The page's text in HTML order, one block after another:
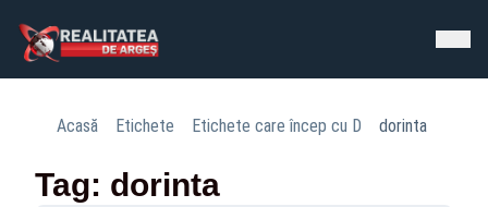
Acasă Etichete Etichete care încep cu D dorinta
Tag: dorinta